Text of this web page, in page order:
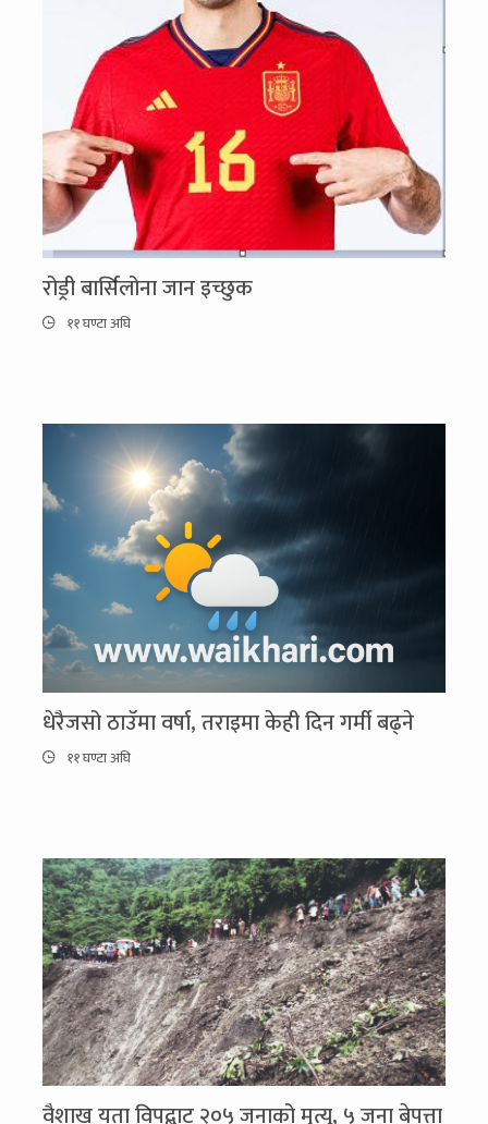
रोड्री बार्सिलोना जान इच्छुक
११ घण्टा अघि
धेरैजसो ठाउँमा वर्षा, तराइमा केही दिन गर्मी बढ्ने
११ घण्टा अघि
वैशाख यता विपद्बाट २०५ जनाको मृत्यु, ५ जना बेपत्ता